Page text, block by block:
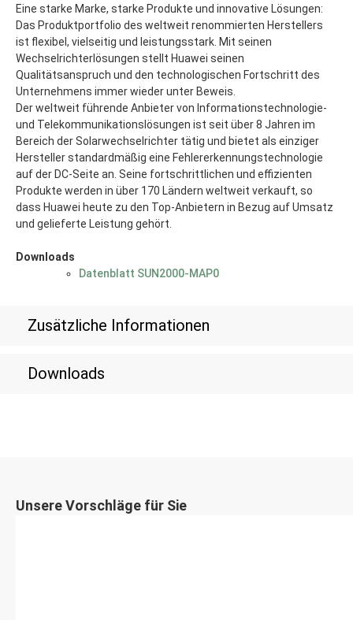
Zusätzliche Informationen
Downloads
Eine starke Marke, starke Produkte und innovative Lösungen:
Das Produktportfolio des weltweit renommierten Herstellers
ist flexibel, vielseitig und leistungsstark. Mit seinen
Wechselrichterlösungen stellt Huawei seinen
Qualitätsanspruch und den technologischen Fortschritt des
Unternehmens immer wieder unter Beweis.
Der weltweit führende Anbieter von Informationstechnologie-
und Telekommunikationslösungen ist seit über 8 Jahren im
Bereich der Solarwechselrichter tätig und bietet als einziger
Hersteller standardmäßig eine Fehlererkennungstechnologie
auf der DC-Seite an. Seine fortschrittlichen und effizienten
Produkte werden in über 170 Ländern weltweit verkauft, so
dass Huawei heute zu den Top-Anbietern in Bezug auf Umsatz
und gelieferte Leistung gehört.
Downloads
Datenblatt SUN2000-MAP0
Unsere Vorschläge für Sie